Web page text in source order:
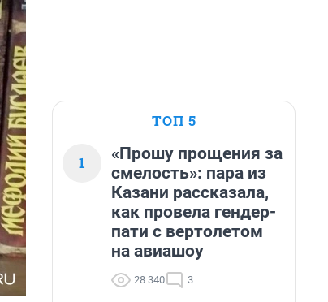
ТОП 5
1
«Прошу прощения за
смелость»: пара из
Казани рассказала,
как провела гендер-
пати с вертолетом
на авиашоу
28 340 3